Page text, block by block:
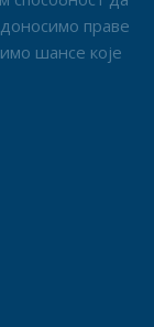
праве
шансе које